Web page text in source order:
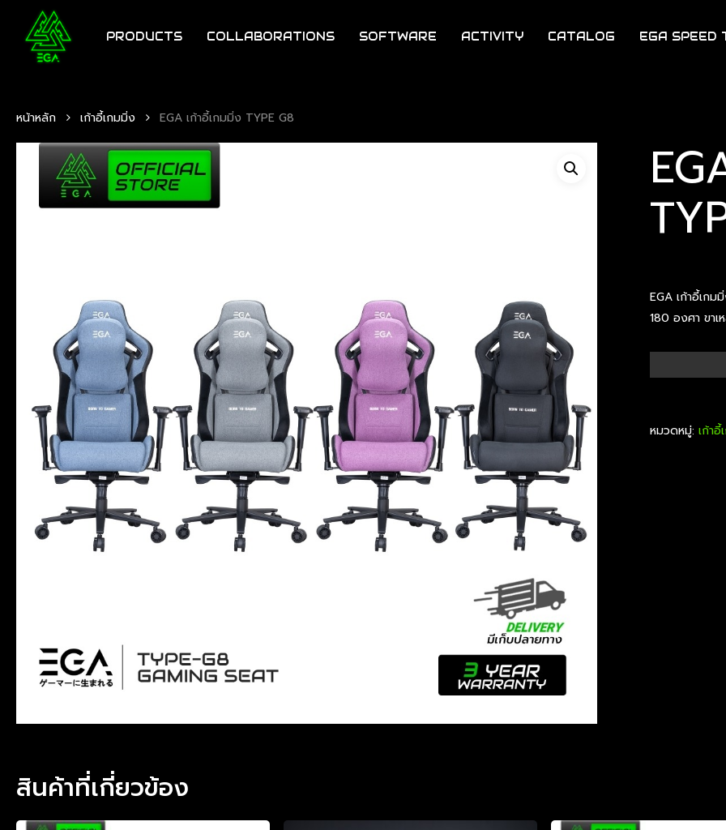
PRODUCTS COLLABORATIONS SOFTWARE ACTIVITY CATALOG EGA SPEED
หน้าหลัก เก้าอี้เกมมิ่ง EGA เก้าอี้เกมมิ่ง TYPE G8
EGA เก้าอี้เกม
180 องศา ขา
หมวดหมู่:เก้าอี้
สินค้าที่เกี่ยวข้อง